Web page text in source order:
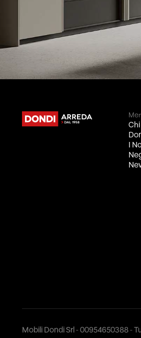
I
Mobili Dondi Srl - 00954650388 -